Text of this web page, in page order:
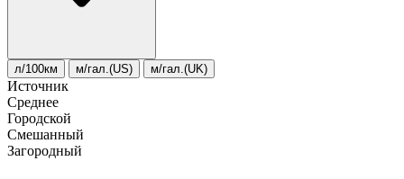
л/100км м/гал.(US) м/гал.(UK)
Источник
Среднее
Городской
Смешанный
Загородный